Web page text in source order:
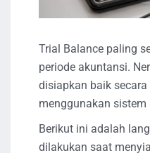
Trial Balance paling
periode akuntansi.
disiapkan baik
menggunakan
Berikut ini adalah
dilakukan saat